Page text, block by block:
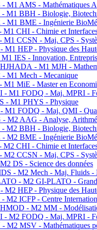
M1 AMS - Mathématiques
M1 BBH - Biologie,
M1 BME - Ingénierie
CHI - Chimie et
M1 CCSN - Maj. CPS -
M1 HEP - Physique des
IES - Innovation,
- M1 MJH -
M1 Mech - Mecanique
M1 MiE - Master en
- M1 FODQ - Maj. MPRI -
- M1 PHYS - Physique
M1 FODQ - Maj. QMI -
M2 AAG - Analyse,
M2 BBH - Biologie,
M2 BME - Ingénierie
CHI - Chimie et
M2 CCSN - Maj. CPS -
DS - Science des données
- M2 Mech - Maj. Fluids -
- M2 GI-PLATO -
M2 HEP - Physique des
M2 ICFP - Centre
- M2 MM -
- M2 FODQ - Maj. MPRI -
M2 MSV - Mathématiques